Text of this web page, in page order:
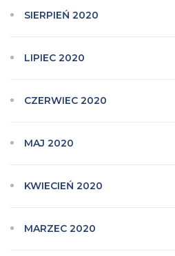
SIERPIEŃ 2020
LIPIEC 2020
CZERWIEC 2020
MAJ 2020
KWIECIEŃ 2020
MARZEC 2020